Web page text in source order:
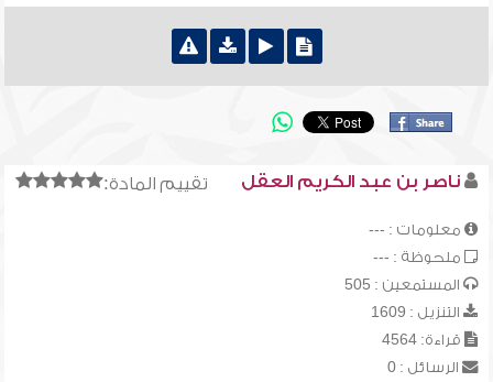
تقييم المادة: ناصر بن عبد الكريم العقل
معلومات : ---
ملحوظة : ---
المستمعين : 505
التنزيل : 1609
قراءة: 4564
الرسائل : 0